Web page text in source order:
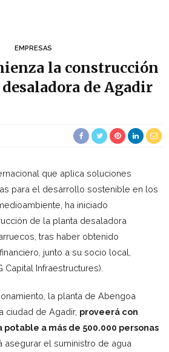
EMPRESAS
la construcción
de Agadir
que aplica soluciones
para el desarrollo sostenible en los
ha iniciado
de la planta desaladora
tras haber obtenido
junto a su socio local,
Capital Infraestructures).
la planta de Abengoa
ciudad de Agadir, proveerá con
a más de 500.000 personas
asegurar el suministro de agua